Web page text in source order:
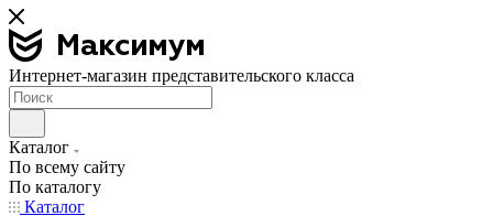
Интернет-магазин представительского класса
Каталог
По всему сайту
По каталогу
Каталог